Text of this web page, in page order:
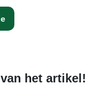
het artikel!